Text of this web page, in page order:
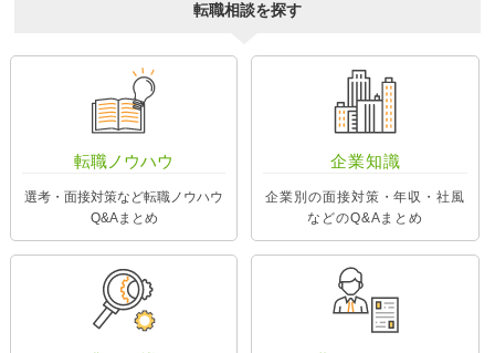
転職相談を探す
転職ノウハウ
選考・面接対策など転職ノウハウ
Q&Aまとめ
企業知識
企業別の面接対策・年収・社風
などのQ&Aまとめ